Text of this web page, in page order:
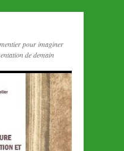
pour imaginer
de demain